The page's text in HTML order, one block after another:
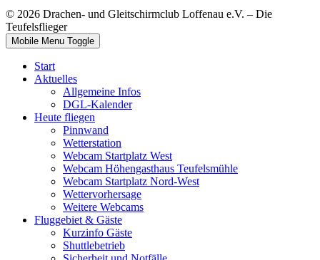
© 2026 Drachen- und Gleitschirmclub Loffenau e.V. – Die
Teufelsflieger
Mobile Menu Toggle
Start
Aktuelles
Allgemeine Infos
DGL-Kalender
Heute fliegen
Pinnwand
Wetterstation
Webcam Startplatz West
Webcam Höhengasthaus Teufelsmühle
Webcam Startplatz Nord-West
Wettervorhersage
Weitere Webcams
Fluggebiet & Gäste
Kurzinfo Gäste
Shuttlebetrieb